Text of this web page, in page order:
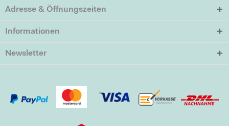
Adresse & Öffnungszeiten
Informationen
Newsletter